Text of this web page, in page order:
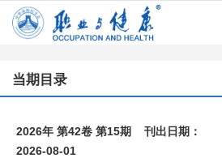
当期目录
2026年 第42卷 第15期 刊出日期：
2026-08-01